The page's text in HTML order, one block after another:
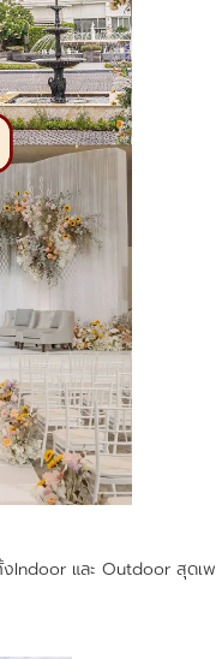
และ Outdoor สุดเพ